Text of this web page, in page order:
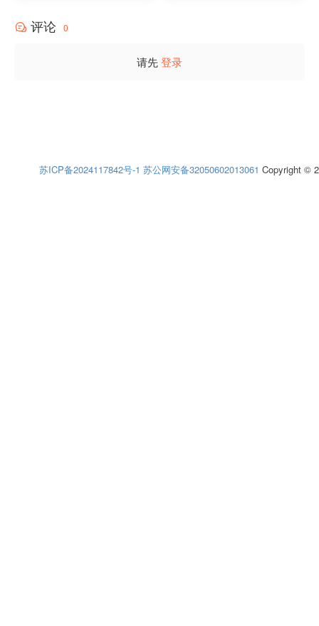
评论 0
请先登录
苏ICP备2024117842号-1 苏公网安备32050602013061 Copyright ©